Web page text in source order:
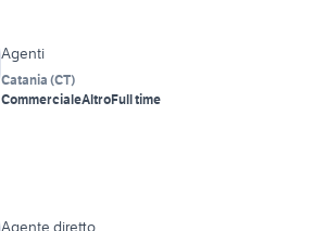
Agenti
Catania (CT)
CommercialeAltroFull time
Agente diretto